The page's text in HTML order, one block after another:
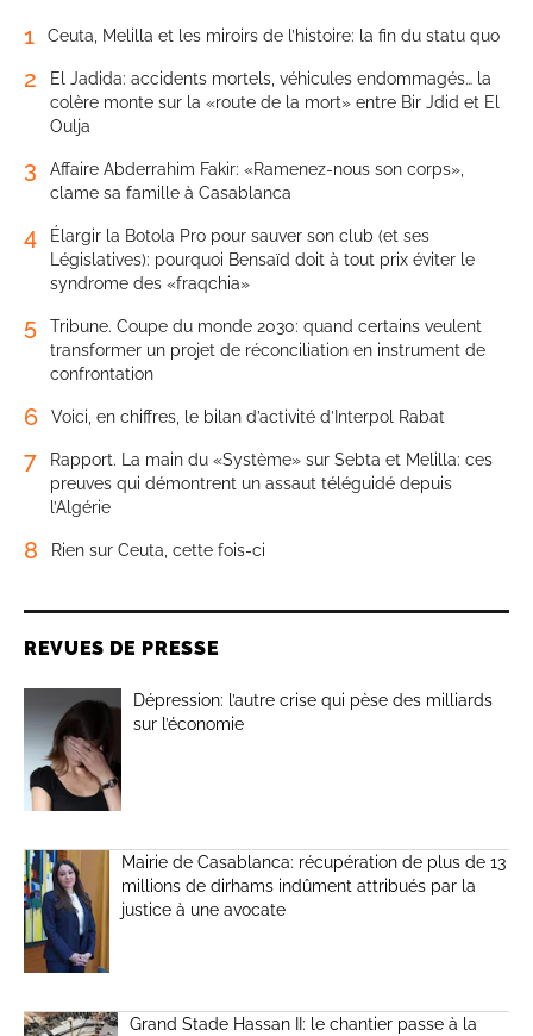
1 Ceuta, Melilla et les miroirs de l’histoire: la fin du statu quo
2
El Jadida: accidents mortels, véhicules endommagés… la
colère monte sur la «route de la mort» entre Bir Jdid et El
Oulja
3
Affaire Abderrahim Fakir: «Ramenez-nous son corps»,
clame sa famille à Casablanca
4
Élargir la Botola Pro pour sauver son club (et ses
Législatives): pourquoi Bensaïd doit à tout prix éviter le
syndrome des «fraqchia»
5
Tribune. Coupe du monde 2030: quand certains veulent
transformer un projet de réconciliation en instrument de
confrontation
6 Voici, en chiffres, le bilan d’activité d’Interpol Rabat
7
Rapport. La main du «Système» sur Sebta et Melilla: ces
preuves qui démontrent un assaut téléguidé depuis
l’Algérie
8 Rien sur Ceuta, cette fois-ci
REVUES DE PRESSE
Dépression: l’autre crise qui pèse des milliards
sur l’économie
Mairie de Casablanca: récupération de plus de 13
millions de dirhams indûment attribués par la
justice à une avocate
Grand Stade Hassan II: le chantier passe à la